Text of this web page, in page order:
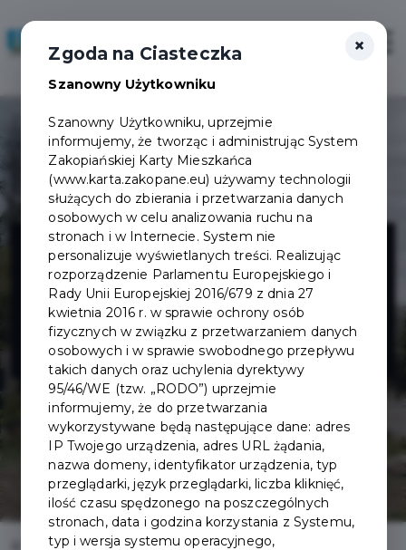
Restauracja
Stara Papiernia
w EN Hotel
Home Oferty Restauracja Stara Papiernia w EN Hotel
×
Zgoda na Ciasteczka
Szanowny Użytkowniku
Szanowny Użytkowniku, uprzejmie
informujemy, że tworząc i administrując System
Zakopiańskiej Karty Mieszkańca
(www.karta.zakopane.eu) używamy technologii
służących do zbierania i przetwarzania danych
osobowych w celu analizowania ruchu na
stronach i w Internecie. System nie
personalizuje wyświetlanych treści. Realizując
rozporządzenie Parlamentu Europejskiego i
Rady Unii Europejskiej 2016/679 z dnia 27
kwietnia 2016 r. w sprawie ochrony osób
fizycznych w związku z przetwarzaniem danych
osobowych i w sprawie swobodnego przepływu
takich danych oraz uchylenia dyrektywy
95/46/WE (tzw. „RODO”) uprzejmie
informujemy, że do przetwarzania
wykorzystywane będą następujące dane: adres
IP Twojego urządzenia, adres URL żądania,
nazwa domeny, identyfikator urządzenia, typ
przeglądarki, język przeglądarki, liczba kliknięć,
ilość czasu spędzonego na poszczególnych
stronach, data i godzina korzystania z Systemu,
typ i wersja systemu operacyjnego,